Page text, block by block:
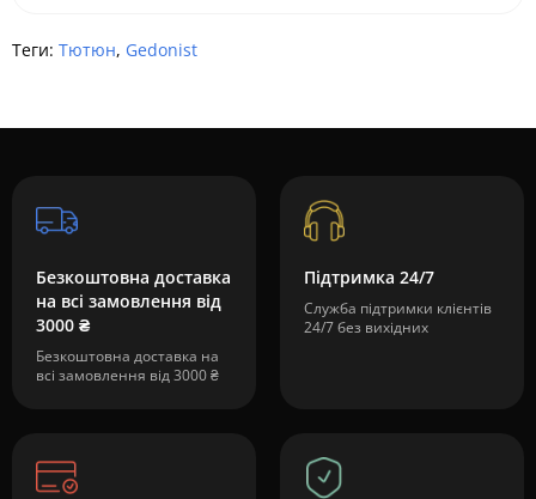
Теги: Тютюн, Gedonist
Безкоштовна доставка
на всі замовлення від
3000 ₴
Безкоштовна доставка на
всі замовлення від 3000 ₴
Підтримка 24/7
Служба підтримки клієнтів
24/7 без вихідних